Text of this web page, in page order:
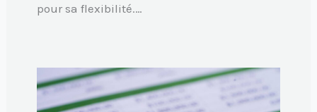
pour sa flexibilité.…